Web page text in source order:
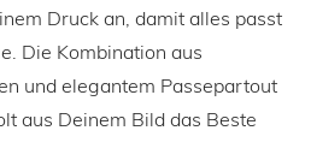
Druck an, damit alles passt
Die Kombination aus
und elegantem Passepartout
aus Deinem Bild das Beste